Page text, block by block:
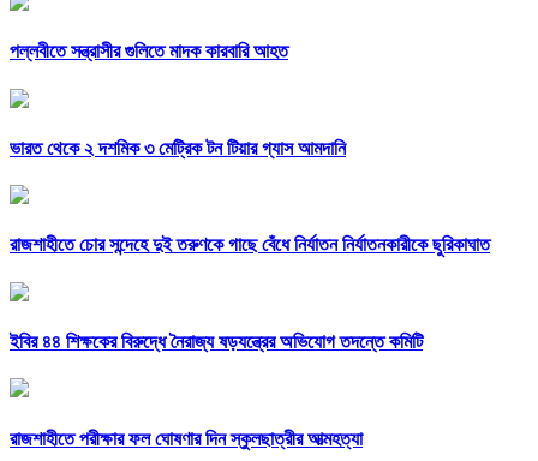
পল্লবীতে সন্ত্রাসীর গুলিতে মাদক কারবারি আহত
ভারত থেকে ২ দশমিক ৩ মেট্রিক টন টিয়ার গ্যাস আমদানি
রাজশাহীতে চোর সন্দেহে দুই তরুণকে গাছে বেঁধে নির্যাতন নির্যাতনকারীকে ছুরিকাঘাত
ইবির ৪৪ শিক্ষকের বিরুদ্ধে নৈরাজ্য ষড়যন্ত্রের অভিযোগ তদন্তে কমিটি
রাজশাহীতে পরীক্ষার ফল ঘোষণার দিন স্কুলছাত্রীর আত্মহত্যা